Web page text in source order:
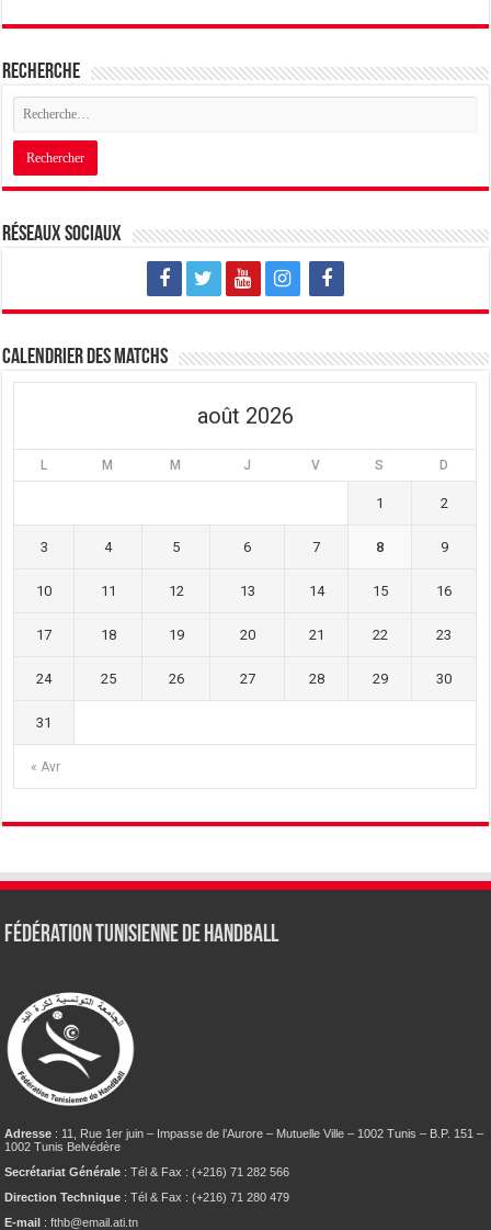
Recherche
Réseaux sociaux
Calendrier des matchs
août 2026
L M M J V S D
« Avr
1 2
3 4 5 6 7 8 9
10 11 12 13 14 15 16
17 18 19 20 21 22 23
24 25 26 27 28 29 30
31
Fédération tunisienne de Handball
Adresse : 11, Rue 1er juin – Impasse de l’Aurore – Mutuelle Ville – 1002 Tunis – B.P. 151 –
1002 Tunis Belvédère
Secrétariat Générale : Tél & Fax : (+216) 71 282 566
Direction Technique : Tél & Fax : (+216) 71 280 479
E-mail : fthb@email.ati.tn